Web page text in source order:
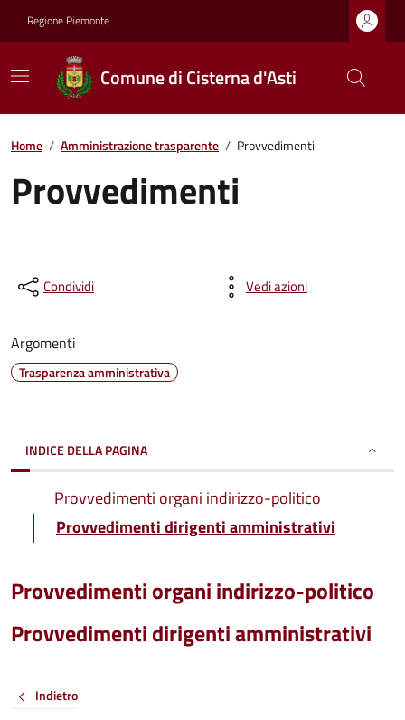
Regione Piemonte
Comune di Cisterna d'Asti
Home / Amministrazione trasparente / Provvedimenti
Provvedimenti
Condividi Vedi azioni
Argomenti
Trasparenza amministrativa
INDICE DELLA PAGINA
Provvedimenti organi indirizzo-politico
Provvedimenti dirigenti amministrativi
Provvedimenti organi indirizzo-politico
Provvedimenti dirigenti amministrativi
Indietro